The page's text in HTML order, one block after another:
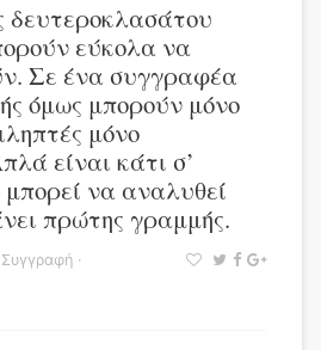
δευτεροκλασάτου
εύκολα να
Σε ένα συγγραφέα
όμως μπορούν μόνο
μόνο
είναι κάτι σ’
να αναλυθεί
πρώτης γραμμής.
Συγγραφή ·